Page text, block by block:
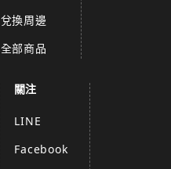
兌換周邊
全部商品
關注
LINE
Facebook